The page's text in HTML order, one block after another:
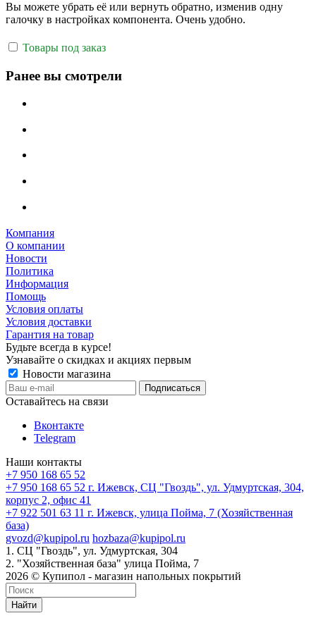
Вы можете убрать её или вернуть обратно, изменив одну
галочку в настройках компонента. Очень удобно.
Товары под заказ
Ранее вы смотрели
Компания
О компании
Новости
Политика
Информация
Помощь
Условия оплаты
Условия доставки
Гарантия на товар
Будьте всегда в курсе!
Узнавайте о скидках и акциях первым
Новости магазина
Оставайтесь на связи
Вконтакте
Telegram
Наши контакты
+7 950 168 65 52
+7 950 168 65 52 г. Ижевск, СЦ "Гвоздь", ул. Удмуртская, 304,
корпус 2, офис 41
+7 922 501 63 11 г. Ижевск, улица Пойма, 7 (Хозяйственная
база)
gvozd@kupipol.ru hozbaza@kupipol.ru
1. СЦ "Гвоздь", ул. Удмуртская, 304
2. "Хозяйственная база" улица Пойма, 7
2026 © Купипол - магазин напольных покрытий
Найти